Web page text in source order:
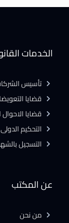
عن المكتب
من نحن
الخدمات
تأسيس
قضايا
قضايا
التحكيم الدولى
التسجيل